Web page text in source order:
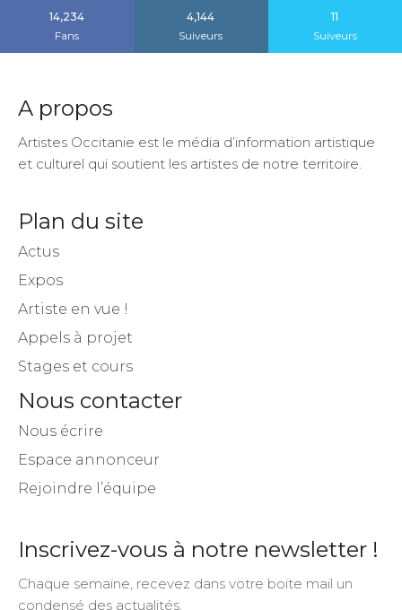
14,234
Fans
4,144
Suiveurs
11
Suiveurs
A propos
Artistes Occitanie est le média d’information artistique
et culturel qui soutient les artistes de notre territoire.
Plan du site
Actus
Expos
Artiste en vue !
Appels à projet
Stages et cours
Nous contacter
Nous écrire
Espace annonceur
Rejoindre l’équipe
Inscrivez-vous à notre newsletter !
Chaque semaine, recevez dans votre boite mail un
condensé des actualités.